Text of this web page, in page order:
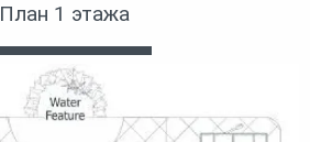
План 1 этажа